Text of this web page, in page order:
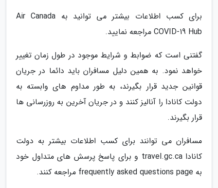
برای کسب اطلاعات بیشتر می توانید به Air Canada
COVID‑19 Hub مراجعه نمایید.
گفتنی است که ضوابط و شرایط موجود در طول زمان تغییر
خواهد نمود. به همین دلیل مسافران باید دائما در جریان
قوانین جدید قرار بگیرند، به طور مداوم های وابسته به
دولت کانادا را آنالیز کنند و در جریان آخرین به روزرسانی ها
قرار بگیرند.
مسافران می توانند برای کسب اطلاعات بیشتر به دولت
کانادا travel.gc.ca و برای پاسخ پرسش های متداول خود
به frequently asked questions page مراجعه کنند.